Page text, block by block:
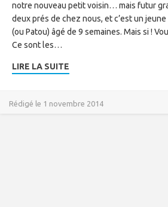
notre nouveau petit voisin… mais futur
deux prés de chez nous, et c’est un
(ou Patou) âgé de 9 semaines. Mais si !
Ce sont les…
LIRE LA SUITE
Rédigé le 1 novembre 2014